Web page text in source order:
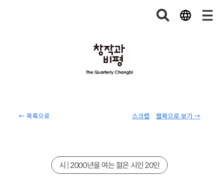
← 목록으로 웹북으로 보기 →
스크랩
시 | 2000년을 여는 젊은 시인 20인